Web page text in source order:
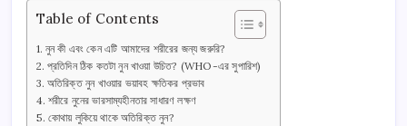
Table of Contents
নুন কী এবং কেন এটি আমাদের শরীরের জন্য জরুরি?
প্রতিদিন ঠিক কতটা নুন খাওয়া উচিত? (WHO-এর সুপারিশ)
অতিরিক্ত নুন খাওয়ার ভয়াবহ ক্ষতিকর প্রভাব
শরীরে নুনের ভারসাম্যহীনতার সাধারণ লক্ষণ
কোথায় লুকিয়ে থাকে অতিরিক্ত নুন?